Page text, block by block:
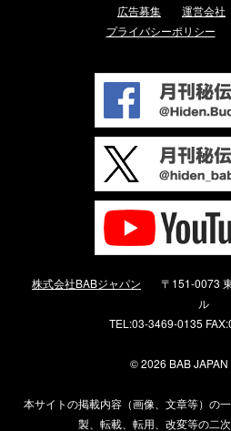
広告募集 運営会社
プライバシーポリシー
株式会社BABジャパン
〒151-0073
ル
TEL:03-3469-0135
©2026 BAB JAPAN
本サイトの掲載内容（画像、文章等）の
製、転載、転用、改変等の二